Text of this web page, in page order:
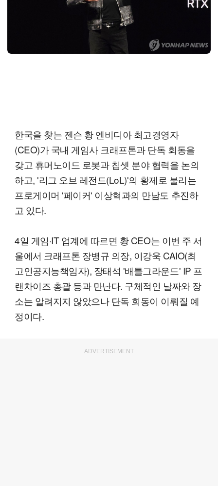
한국을 찾는 젠슨 황 엔비디아 최고경영자
(CEO)가 국내 게임사 크래프톤과 단독 회동을
갖고 휴머노이드 로봇과 칩셋 분야 협력을 논의
하고, '리그 오브 레전드(LoL)'의 황제로 불리는
프로게이머 '페이커' 이상혁과의 만남도 추진하
고 있다.
4일 게임·IT 업계에 따르면 황 CEO는 이번 주 서
울에서 크래프톤 장병규 의장, 이강욱 CAIO(최
고인공지능책임자), 장태석 '배틀그라운드' IP 프
랜차이즈 총괄 등과 만난다. 구체적인 날짜와 장
소는 알려지지 않았으나 단독 회동이 이뤄질 예
정이다.
ADVERTISEMENT